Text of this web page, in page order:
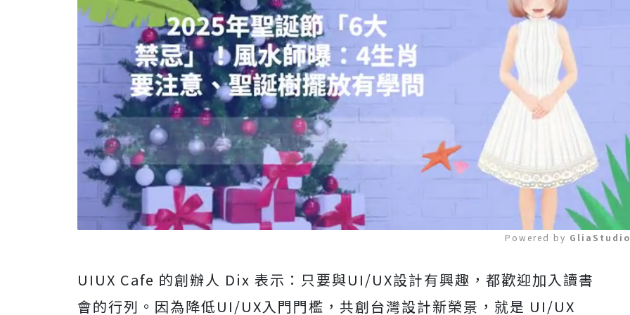
Mute
Powered by
UIUX Cafe 的創辦人 Dix 表示：只要與UI/UX設計有興趣，都歡迎加入讀書
會的行列。因為降低UI/UX入門門檻，共創台灣設計新榮景，就是 UI/UX